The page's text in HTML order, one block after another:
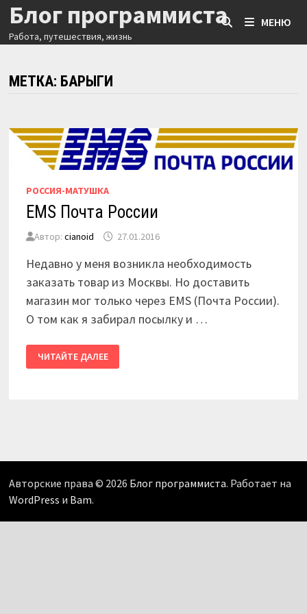
Перейти
содержимому
Блог программиста
Работа, путешествия, жизнь
МЕНЮ
МЕТКА: БАРЫГИ
РОССИЯ-МАТУШКА
EMS Почта России
Автор: cianoid 27.01.2016
Недавно у меня возникла необходимость
заказать товар из Москвы. Но доставить
магазин мог только через EMS (Почта России).
О том как я забирал посылку и …
EMS
ПОЧТА
РОССИИ
ЧИТАЙТЕ ДАЛЕЕ
Авторские права © 2026 Блог программиста. Работает на
WordPress и Bam.